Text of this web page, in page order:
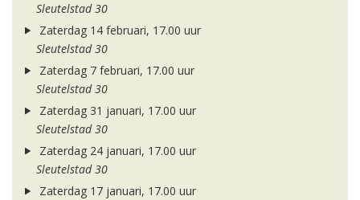
Sleutelstad 30
Zaterdag 14 februari, 17.00 uur
Sleutelstad 30
Zaterdag 7 februari, 17.00 uur
Sleutelstad 30
Zaterdag 31 januari, 17.00 uur
Sleutelstad 30
Zaterdag 24 januari, 17.00 uur
Sleutelstad 30
Zaterdag 17 januari, 17.00 uur